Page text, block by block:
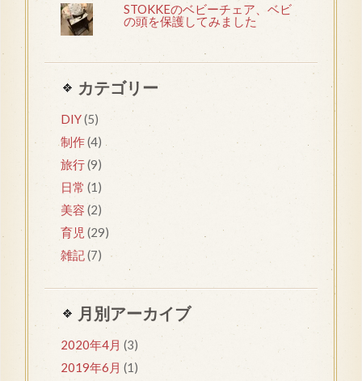
STOKKEのベビーチェア、ベビ
の頭を保護してみました
カテゴリー
DIY(5)
制作(4)
旅行(9)
日常 (1)
美容 (2)
育児 (29)
雑記(7)
月別アーカイブ
2020年4月 (3)
2019年6月 (1)